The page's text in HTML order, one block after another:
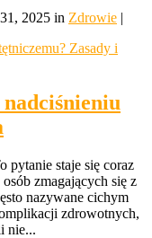
2025 in Zdrowie |
pytanie staje się coraz
zmagających się z
nazywane cichym
zdrowotnych,
nie...